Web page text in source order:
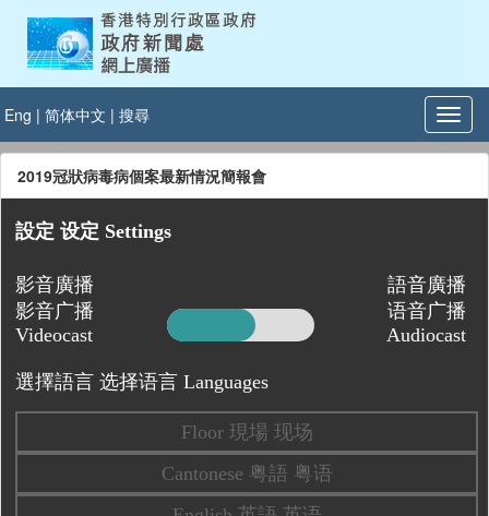
Eng | 简体中文 | 搜尋
2019冠狀病毒病個案最新情況簡報會